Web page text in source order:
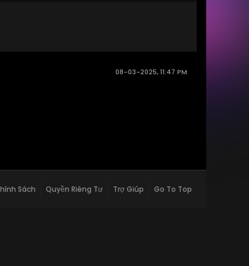
08-03-2025, 11:47 PM
Sách Quyền Riêng Tư Trợ Giúp Go To Top